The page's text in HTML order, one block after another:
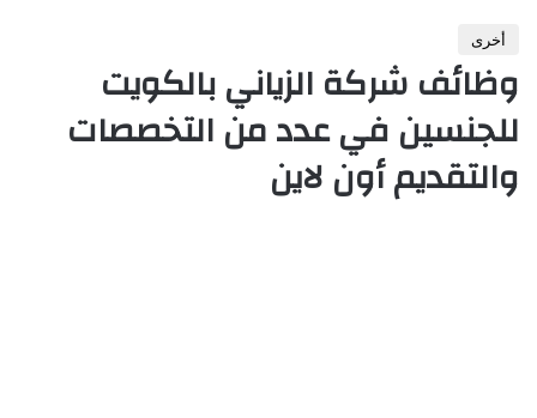
أخرى
وظائف شركة الزياني بالكويت
للجنسين في عدد من التخصصات
والتقديم أون لاين